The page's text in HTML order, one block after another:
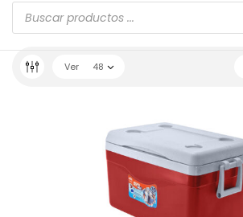
Ver 48